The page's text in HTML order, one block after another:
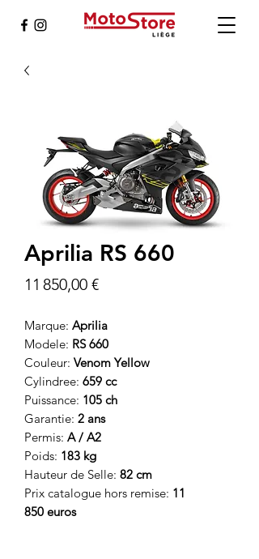
Aprilia RS 660
11 850,00 €Prix
Marque: Aprilia
Modele: RS 660
Couleur: Venom Yellow
Cylindree: 659 cc
Puissance: 105 ch
Garantie: 2 ans
Permis: A / A2
Poids: 183 kg
Hauteur de Selle: 82 cm
Prix catalogue hors remise: 11
850 euros